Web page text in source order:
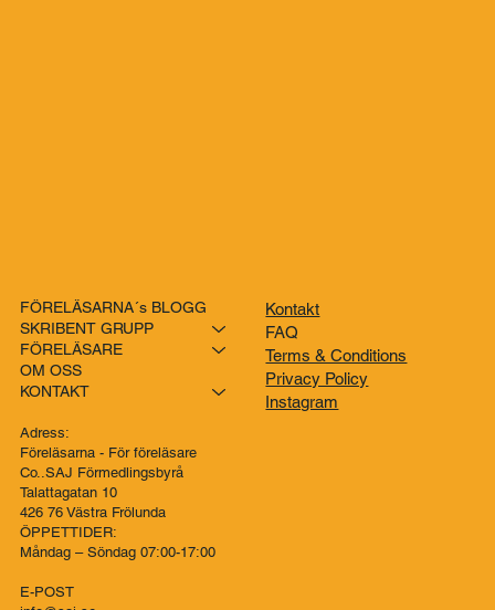
FÖRELÄSARNA´s BLOGG
SKRIBENT GRUPP
FÖRELÄSARE
OM OSS
KONTAKT
Adress:
Föreläsarna - För föreläsare
Co..SAJ Förmedlingsbyrå
Talattagatan 10
426 76 Västra Frölunda
ÖPPETTIDER:
Måndag – Söndag 07:00-17:00
E-POST
Kontakt
FAQ
Terms & Conditions
Privacy Policy
Instagram